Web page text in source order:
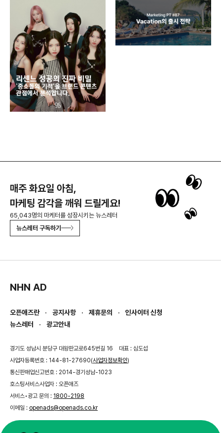
매주 화요일 아침,
마케팅 감각을 깨워 드릴게요!
65,043명의 마케터를 성장시키는 뉴스레터
뉴스레터 구독하기
NHN AD
오픈애즈란 공지사항 제휴문의
인사이터 신청
뉴스레터
광고안내
경기도 성남시 분당구 대왕판교로645번길 16
대표 : 심도섭
사업자등록번호 : 144-81-27690(사업자정보확인)
통신판매업신고번호 : 2014-경기성남-1023
호스팅서비스사업자 : 오픈애즈
서비스•광고 문의 : 1800-2198
이메일 : openads@openads.co.kr